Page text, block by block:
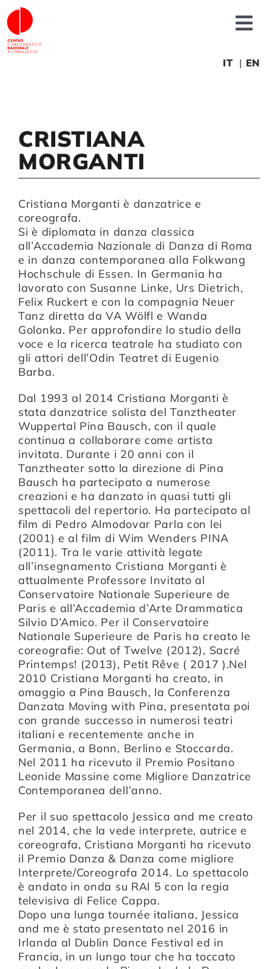
Salta
al
contenuto
Produzioni
Fonderia
Formazione
Compagnia
Sostienici
Calendario
IT EN
CRISTIANA
MORGANTI
Cristiana Morganti è danzatrice e
coreografa.
Si è diplomata in danza classica
all’Accademia Nazionale di Danza di Roma
e in danza contemporanea alla Folkwang
Hochschule di Essen. In Germania ha
lavorato con Susanne Linke, Urs Dietrich,
Felix Ruckert e con la compagnia Neuer
Tanz diretta da VA Wölfl e Wanda
Golonka. Per approfondire lo studio della
voce e la ricerca teatrale ha studiato con
gli attori dell’Odin Teatret di Eugenio
Barba.
Dal 1993 al 2014 Cristiana Morganti è
stata danzatrice solista del Tanztheater
Wuppertal Pina Bausch, con il quale
continua a collaborare come artista
invitata. Durante i 20 anni con il
Tanztheater sotto la direzione di Pina
Bausch ha partecipato a numerose
creazioni e ha danzato in quasi tutti gli
spettacoli del repertorio. Ha partecipato al
film di Pedro Almodovar Parla con lei
(2001) e al film di Wim Wenders PINA
(2011). Tra le varie attività legate
all’insegnamento Cristiana Morganti è
attualmente Professore Invitato al
Conservatoire Nationale Superieure de
Paris e all’Accademia d’Arte Drammatica
Silvio D’Amico. Per il Conservatoire
Nationale Superieure de Paris ha creato le
coreografie: Out of Twelve (2012), Sacré
Printemps! (2013), Petit Rêve ( 2017 ).Nel
2010 Cristiana Morganti ha creato, in
omaggio a Pina Bausch, la Conferenza
Danzata Moving with Pina, presentata poi
con grande successo in numerosi teatri
italiani e recentemente anche in
Germania, a Bonn, Berlino e Stoccarda.
Nel 2011 ha ricevuto il Premio Positano
Leonide Massine come Migliore Danzatrice
Contemporanea dell’anno.
Per il suo spettacolo Jessica and me creato
nel 2014, che la vede interprete, autrice e
coreografa, Cristiana Morganti ha ricevuto
il Premio Danza & Danza come migliore
Interprete/Coreografa 2014. Lo spettacolo
è andato in onda su RAI 5 con la regia
televisiva di Felice Cappa.
Dopo una lunga tournée italiana, Jessica
and me è stato presentato nel 2016 in
Irlanda al Dublin Dance Festival ed in
Francia, in un lungo tour che ha toccato